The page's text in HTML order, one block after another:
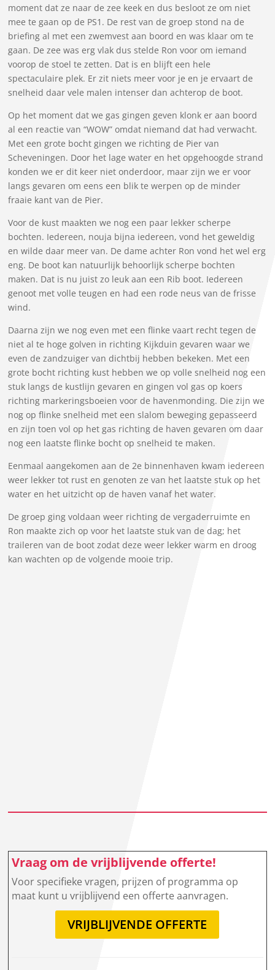
moment dat ze naar de zee keek en dus besloot ze om niet
mee te gaan op de PS1. De rest van de groep stond na de
briefing al met een zwemvest aan boord en was klaar om te
gaan. De zee was erg vlak dus stelde Ron voor om iemand
voorop de stoel te zetten. Dat is en blijft een hele
spectaculaire plek. Er zit niets meer voor je en je ervaart de
snelheid daar vele malen intenser dan achterop de boot.
Op het moment dat we gas gingen geven klonk er aan boord
al een reactie van “WOW” omdat niemand dat had verwacht.
Met een grote bocht gingen we richting de Pier van
Scheveningen. Door het lage water en het opgehoogde strand
konden we er dit keer niet onderdoor, maar zijn we er voor
langs gevaren om eens een blik te werpen op de minder
fraaie kant van de Pier.
Voor de kust maakten we nog een paar lekker scherpe
bochten. Iedereen, nouja bijna iedereen, vond het geweldig
en wilde daar meer van. De dame achter Ron vond het wel erg
eng. De boot kan natuurlijk behoorlijk scherpe bochten
maken. Dat is nu juist zo leuk aan een Rib boot. Iedereen
genoot met volle teugen en had een rode neus van de frisse
wind.
Daarna zijn we nog even met een flinke vaart recht tegen de
niet al te hoge golven in richting Kijkduin gevaren waar we
even de zandzuiger van dichtbij hebben bekeken. Met een
grote bocht richting kust hebben we op volle snelheid nog een
stuk langs de kustlijn gevaren en gingen vol gas op koers
richting markeringsboeien voor de havenmonding. Die zijn we
nog op flinke snelheid met een slalom beweging gepasseerd
en zijn toen vol op het gas richting de haven gevaren om daar
nog een laatste flinke bocht op snelheid te maken.
Eenmaal aangekomen aan de 2e binnenhaven kwam iedereen
weer lekker tot rust en genoten ze van het laatste stuk op het
water en het uitzicht op de haven vanaf het water.
De groep ging voldaan weer richting de vergaderruimte en
Ron maakte zich op voor het laatste stuk van de dag; het
traileren van de boot zodat deze weer lekker warm en droog
kan wachten op de volgende mooie trip.
Vraag om de vrijblijvende offerte!
Voor specifieke vragen, prijzen of programma op
maat kunt u vrijblijvend een offerte aanvragen.
VRIJBLIJVENDE OFFERTE